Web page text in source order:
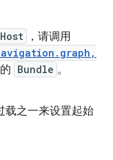
，请调用
Bundle 。
载之一来设置起始